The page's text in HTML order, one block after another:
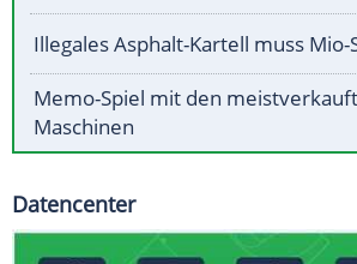
Illegales Asphalt-Kartell muss
Memo-Spiel mit den
Maschinen
Datencenter